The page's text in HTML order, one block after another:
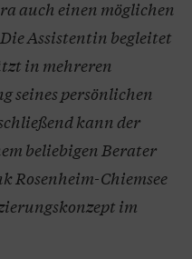
auch einen möglichen
Assistentin begleitet
in mehreren
seines persönlichen
kann der
beliebigen Berater
Rosenheim-Chiemsee
im